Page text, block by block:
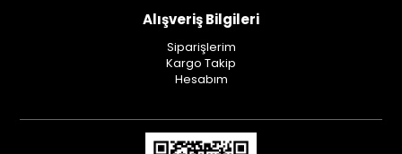
Alışveriş Bilgileri
Siparişlerim
Kargo Takip
Hesabım